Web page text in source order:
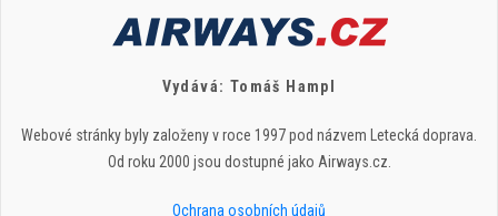
Vydává: Tomáš Hampl
Webové stránky byly založeny v roce 1997 pod názvem Letecká doprava.
Od roku 2000 jsou dostupné jako Airways.cz.
Ochrana osobních údajů